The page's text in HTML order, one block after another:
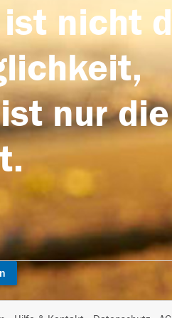
ist nicht
nur